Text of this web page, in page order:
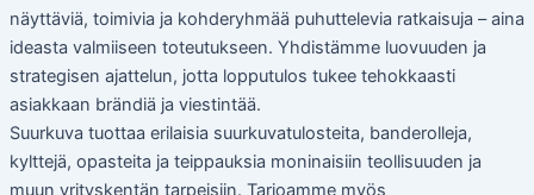
näyttäviä, toimivia ja kohderyhmää puhuttelevia ratkaisuja – aina
ideasta valmiiseen toteutukseen. Yhdistämme luovuuden ja
strategisen ajattelun, jotta lopputulos tukee tehokkaasti
asiakkaan brändiä ja viestintää.
Suurkuva tuottaa erilaisia suurkuvatulosteita, banderolleja,
kylttejä, opasteita ja teippauksia moninaisiin teollisuuden ja
muun yrityskentän tarpeisiin. Tarjoamme myös